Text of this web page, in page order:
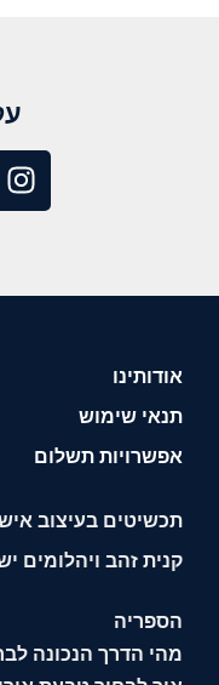
אודותינו
תנאי שימוש
אפשרויות תשלום
תכשיטים בעיצוב
קנית זהב ויהלומים
הספריה
מהי הדרך הנכונה